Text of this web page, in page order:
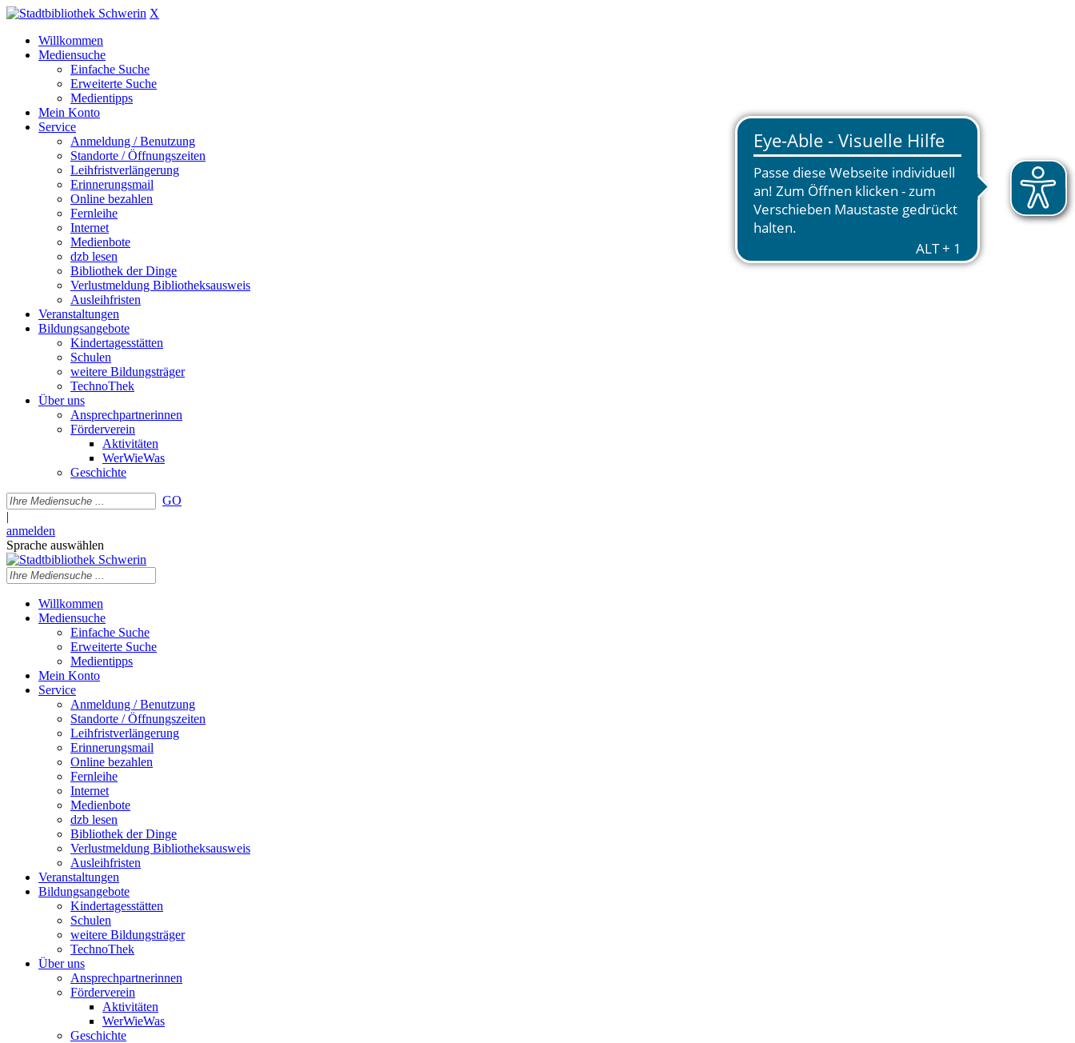
X
Willkommen
Mediensuche
Einfache Suche
Erweiterte Suche
Medientipps
Mein Konto
Service
Anmeldung / Benutzung
Standorte / Öffnungszeiten
Leihfristverlängerung
Erinnerungsmail
Online bezahlen
Fernleihe
Internet
Medienbote
dzb lesen
Bibliothek der Dinge
Verlustmeldung Bibliotheksausweis
Ausleihfristen
Veranstaltungen
Bildungsangebote
Kindertagesstätten
Schulen
weitere Bildungsträger
TechnoThek
Über uns
Ansprechpartnerinnen
Förderverein
Aktivitäten
WerWieWas
Geschichte
GO
|
anmelden
Sprache auswählen
Willkommen
Mediensuche
Einfache Suche
Erweiterte Suche
Medientipps
Mein Konto
Service
Anmeldung / Benutzung
Standorte / Öffnungszeiten
Leihfristverlängerung
Erinnerungsmail
Online bezahlen
Fernleihe
Internet
Medienbote
dzb lesen
Bibliothek der Dinge
Verlustmeldung Bibliotheksausweis
Ausleihfristen
Veranstaltungen
Bildungsangebote
Kindertagesstätten
Schulen
weitere Bildungsträger
TechnoThek
Über uns
Ansprechpartnerinnen
Förderverein
Aktivitäten
WerWieWas
Geschichte